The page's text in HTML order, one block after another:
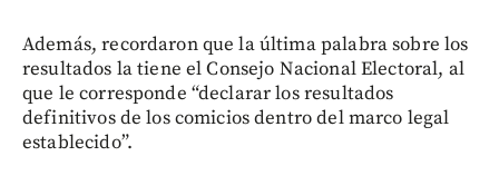
Además, recordaron que la última palabra sobre los
resultados la tiene el Consejo Nacional Electoral, al
que le corresponde “declarar los resultados
definitivos de los comicios dentro del marco legal
establecido”.